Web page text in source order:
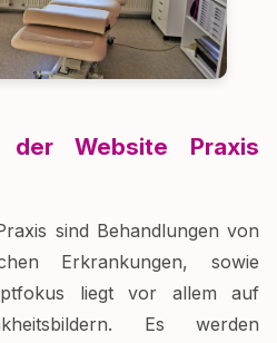
der Website Praxis
sind Behandlungen von
Erkrankungen, sowie
liegt vor allem auf
Es werden